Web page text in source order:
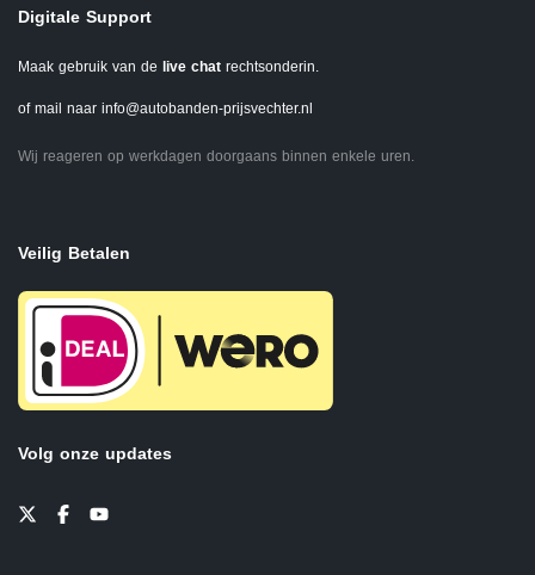
Digitale Support
Maak gebruik van de live chat rechtsonderin.
of mail naar info@autobanden-prijsvechter.nl
Wij reageren op werkdagen doorgaans binnen enkele uren.
Veilig Betalen
Volg onze updates